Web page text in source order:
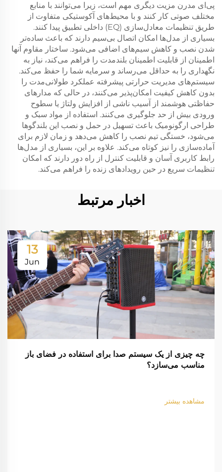
پی‌ای مدرن مزیت دیگری مهم است، زیرا می‌توانند با منابع
مختلف صوتی کار کنند و با محیط‌های آکوستیکی متفاوت از
طریق تنظیمات معادل‌سازی (EQ) داخلی تطبیق پیدا کنند.
بسیاری از مدل‌ها امکان اتصال بی‌سیم دارند که باعث ساده‌تر
شدن نصب و کاهش سیم‌های اضافی می‌شود. ساختار مقاوم آنها
اطمینان از قابلیت اطمینان بلندمدت را فراهم می‌کند، نیاز به
نگهداری را به حداقل می‌رساند و سرمایه شما را حفظ می‌کند.
سیستم‌های مدیریت حرارتی پیشرفته عملکرد طولانی‌مدت را
بدون کاهش کیفیت امکان‌پذیر می‌کنند، در حالی که مدارهای
حفاظتی هوشمند از آسیب ناشی از افزایش ولتاژ یا سطوح
ورودی بیش از حد جلوگیری می‌کنند. استفاده از مواد سبک و
طراحی ارگونومیک باعث تسهیل در حمل و نصب این بلندگوها
می‌شود، خستگی تیم نصب را کاهش می‌دهد و زمان لازم برای
آماده‌سازی را نیز کوتاه می‌کند. علاوه بر این، بسیاری از مدل‌ها
رابط کاربری آسان و قابلیت کنترل از راه دور دارند که امکان
تنظیمات سریع در حین رویدادهای زنده را فراهم می‌کند.
اخبار مرتبط
13
Jun
چه چیزی از یک سیستم صدا برای استفاده در فضای باز
مناسب می‌سازد؟
مشاهده بیشتر